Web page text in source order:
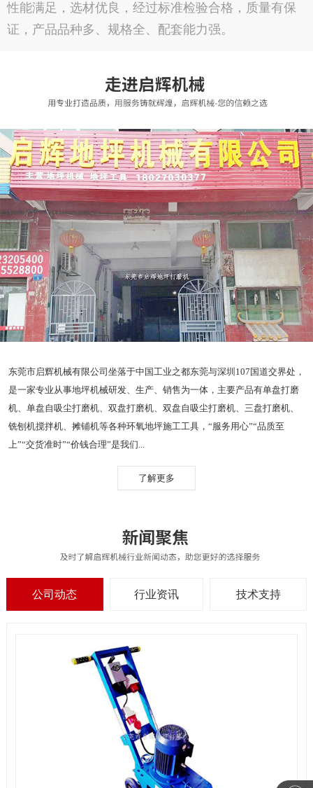
性能满足，选材优良，经过标准检验合格，质量有保
证，产品品种多、规格全、配套能力强。
东莞市启辉机械有限公司坐落于中国工业之都东莞与深圳107国道交界处，
是一家专业从事地坪机械研发、生产、销售为一体，主要产品有单盘打磨
机、单盘自吸尘打磨机、双盘打磨机、双盘自吸尘打磨机、三盘打磨机、
铣刨机搅拌机、摊铺机等各种环氧地坪施工工具，“服务用心”“品质至
上”“交货准时”“价钱合理”是我们...
了解更多
公司动态 行业资讯 技术支持